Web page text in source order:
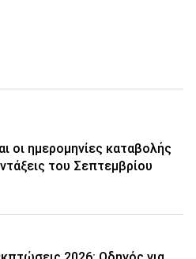
οι ημερομηνίες καταβολής
του Σεπτεμβρίου